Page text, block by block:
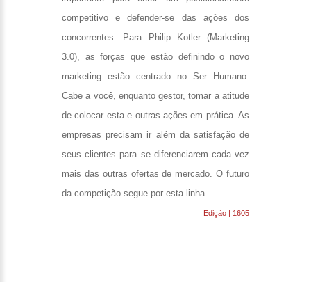
competitivo e defender-se das ações dos
concorrentes. Para Philip Kotler (Marketing
3.0), as forças que estão definindo o novo
marketing estão centrado no Ser Humano.
Cabe a você, enquanto gestor, tomar a atitude
de colocar esta e outras ações em prática. As
empresas precisam ir além da satisfação de
seus clientes para se diferenciarem cada vez
mais das outras ofertas de mercado. O futuro
da competição segue por esta linha.
Edição | 1605